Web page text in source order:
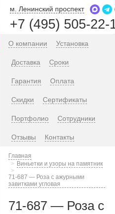
м. Ленинский проспект
+7 (495) 505-22-
О компании Установка
Доставка Сроки
Гарантия Оплата
Скидки Сертификаты
Портфолио Сотрудники
Отзывы Контакты
Главная
Виньетки и узоры на памятник
71-687 — Роза с ажурными
завитками угловая
71-687 — Роза с